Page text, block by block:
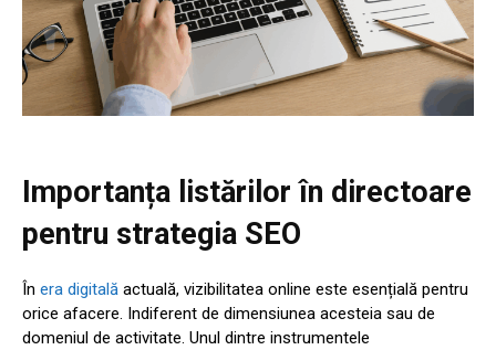
Importanța listărilor în directoare
pentru strategia SEO
În era digitală actuală, vizibilitatea online este esențială pentru
orice afacere. Indiferent de dimensiunea acesteia sau de
domeniul de activitate. Unul dintre instrumentele